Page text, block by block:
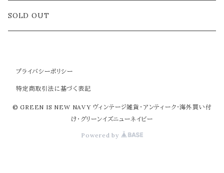
ラグ
SOLD OUT
プライバシーポリシー
特定商取引法に基づく表記
© GREEN IS NEW NAVY ヴィンテージ雑貨・アンティーク・海外買い付
け・グリーンイズニューネイビー
Powered by